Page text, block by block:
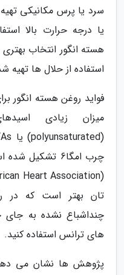
سرد یا پرس مکانیکی
یا درجه حرارت بالا
هسته انگور انتخاب
استفاده از حلال ها تهیه
فواید روغن هسته انگور
میزان زیادی
چرب امگا6
تان بهتر است که در
چنداشباع نشده به
های ترانس استفاده کنید.
پژوهش ها نشان می